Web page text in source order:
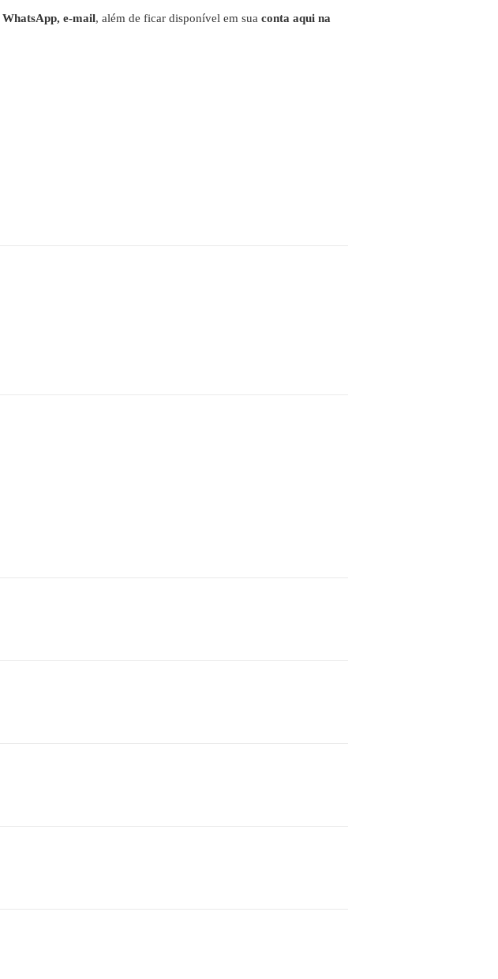
WhatsApp, e-mail, além de ficar disponível em sua conta aqui na